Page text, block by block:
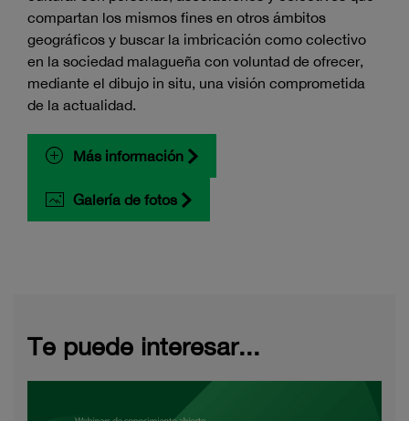
compartan los mismos fines en otros ámbitos
geográficos y buscar la imbricación como colectivo
en la sociedad malagueña con voluntad de ofrecer,
mediante el dibujo in situ, una visión comprometida
de la actualidad.
Más información
Galería de fotos
Te puede interesar...